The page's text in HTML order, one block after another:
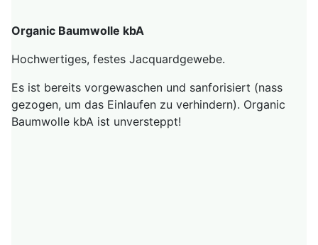
Organic Baumwolle kbA
Hochwertiges, festes Jacquardgewebe.
Es ist bereits vorgewaschen und sanforisiert (nass
gezogen, um das Einlaufen zu verhindern). Organic
Baumwolle kbA ist unversteppt!